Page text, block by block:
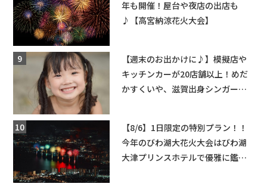
年も開催！屋台や夜店の出店も
♪【高宮納涼花火大会】
【週末のお出かけに♪】模擬店や
キッチンカーが20店舗以上！めだ
かすくいや、滋賀出身シンガーソ
【8/6】1日限定の特別プラン！！
今年のびわ湖大花火大会はびわ湖
大津プリンスホテルで優雅に鑑賞